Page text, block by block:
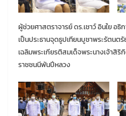
ผู้ช่วยศาสตราจารย์ ดร.เชาว์ อินใย อ
เป็นประธานจุดธูปเทียนบูชาพระรัตนต
เฉลิมพระเกียรติสมเด็จพระนางเจ้าสิ
ราชชนนีพันปีหลวง